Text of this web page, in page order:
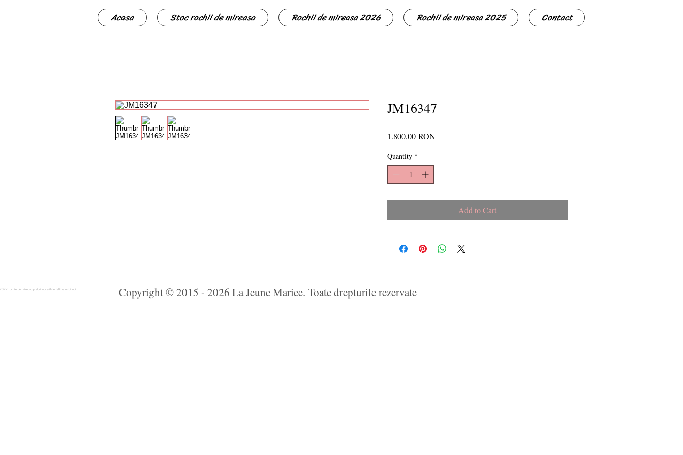
Acasa Stoc rochii de mireasa Rochii de mireasa 2026 Rochii de mireasa 2025 Contact
JM16347
1.800,00 RONPrice
Quantity *
Add to Cart
rochie de mireasa preturi accesibile ieftine mici noi Copyright © 2015 - 2026 La Jeune Mariee. Toate drepturile rezervate